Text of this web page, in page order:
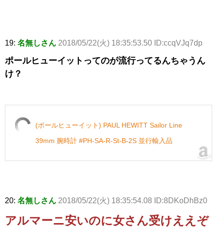
19: 名無しさん 2018/05/22(火) 18:35:53.50 ID:ccqVJq7dp
ポールヒューイットってのが流行ってるんちゃうん
け？
(ポールヒューイット) PAUL HEWITT Sailor Line
39mm 腕時計 #PH-SA-R-St-B-2S 並行輸入品
20: 名無しさん 2018/05/22(火) 18:35:54.08 ID:8DKoDhBz0
アルマーニ安いのに女さん受けええぞ